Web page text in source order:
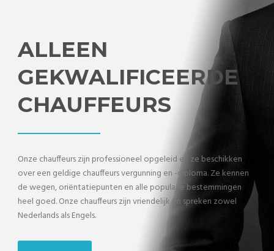
ALLEEN
GEKWALIFICEERDE
CHAUFFEURS
Onze chauffeurs zijn professioneel opgeleid en ze beschikken
over een geldige chauffeurs vergunning en -diploma. Ze kennen
de wegen, oriëntatiepunten en alle populaire bestemmingen
heel goed. Onze chauffeurs zijn vriendelijk en spreken zowel
Nederlands als Engels.